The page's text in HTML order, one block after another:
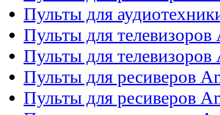
Пульты для
Пульты для
Пульты для
Пульты для ресиверов
Пульты для ресиверов